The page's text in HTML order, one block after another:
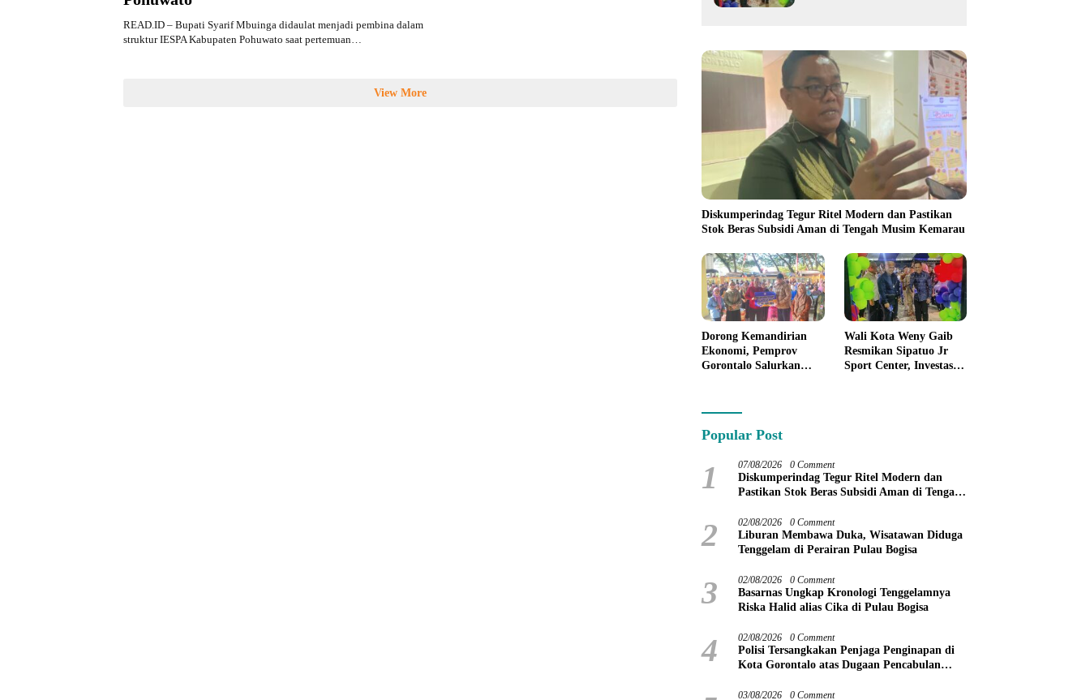
READ.ID – Bupati Syarif Mbuinga didaulat menjadi pembina dalam
struktur IESPA Kabupaten Pohuwato saat pertemuan…
View More
Diskumperindag Tegur Ritel Modern dan Pastikan
Stok Beras Subsidi Aman di Tengah Musim Kemarau
Dorong Kemandirian
Ekonomi, Pemprov
Gorontalo Salurkan
Pelaku Usaha
Wali Kota Weny Gaib
Resmikan Sipatuo Jr
Sport Center, Investasi
Popular Post
1 07/08/2026 0 Comment
Diskumperindag Tegur Ritel Modern dan
Pastikan Stok Beras Subsidi Aman di Tengah
2 02/08/2026 0 Comment
Liburan Membawa Duka, Wisatawan Diduga
Tenggelam di Perairan Pulau Bogisa
3 02/08/2026 0 Comment
Basarnas Ungkap Kronologi Tenggelamnya
Riska Halid alias Cika di Pulau Bogisa
4 02/08/2026 0 Comment
Polisi Tersangkakan Penjaga Penginapan di
Kota Gorontalo atas Dugaan Pencabulan
03/08/2026 0 Comment